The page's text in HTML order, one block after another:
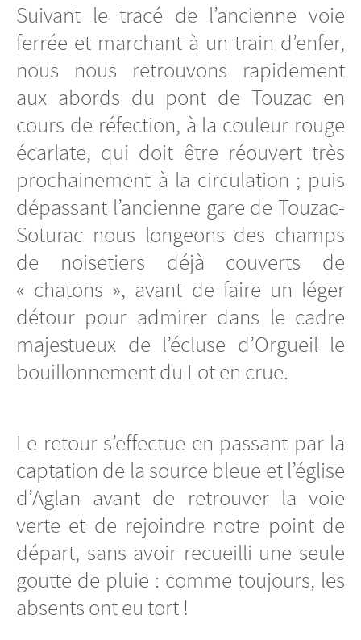
Suivant le tracé de l’ancienne voie
ferrée et marchant à un train d’enfer,
nous nous retrouvons rapidement
aux abords du pont de Touzac en
cours de réfection, à la couleur rouge
écarlate, qui doit être réouvert très
prochainement à la circulation ; puis
dépassant l’ancienne gare de Touzac-
Soturac nous longeons des champs
de noisetiers déjà couverts de
« chatons », avant de faire un léger
détour pour admirer dans le cadre
majestueux de l’écluse d’Orgueil le
bouillonnement du Lot en crue.
Le retour s’effectue en passant par la
captation de la source bleue et l’église
d’Aglan avant de retrouver la voie
verte et de rejoindre notre point de
départ, sans avoir recueilli une seule
goutte de pluie : comme toujours, les
absents ont eu tort !